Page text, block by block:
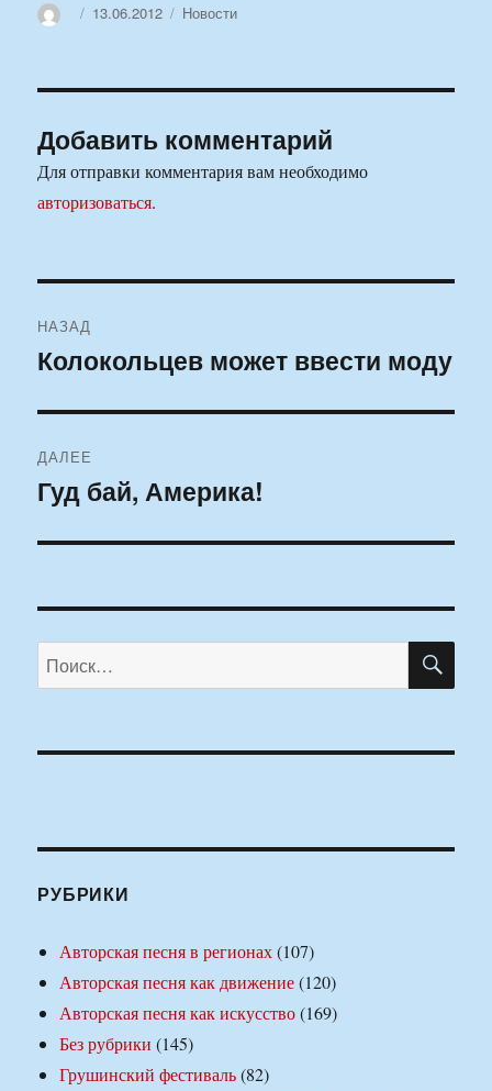
АвторОпубликовано
13.06.2012 Рубрики
Новости
Добавить комментарий
Для отправки комментария вам необходимо
авторизоваться.
по
НАЗАД
Предыдущая
Колокольцев может ввести моду
ДАЛЕЕ
Следующая
Гуд бай, Америка!
Искать:
РУБРИКИ
Авторская песня в регионах(107)
Авторская песня как движение(120)
Авторская песня как искусство(169)
Без рубрики (145)
Грушинский фестиваль(82)